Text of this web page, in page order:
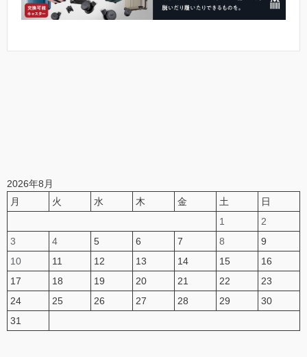
2026年8月
月
火 水 木 金 土
日
1
2
3
4 5 6 7 8
9
10
11 12 13 14 15
16
17
18 19 20 21 22
23
24
25 26 27 28 29
30
31